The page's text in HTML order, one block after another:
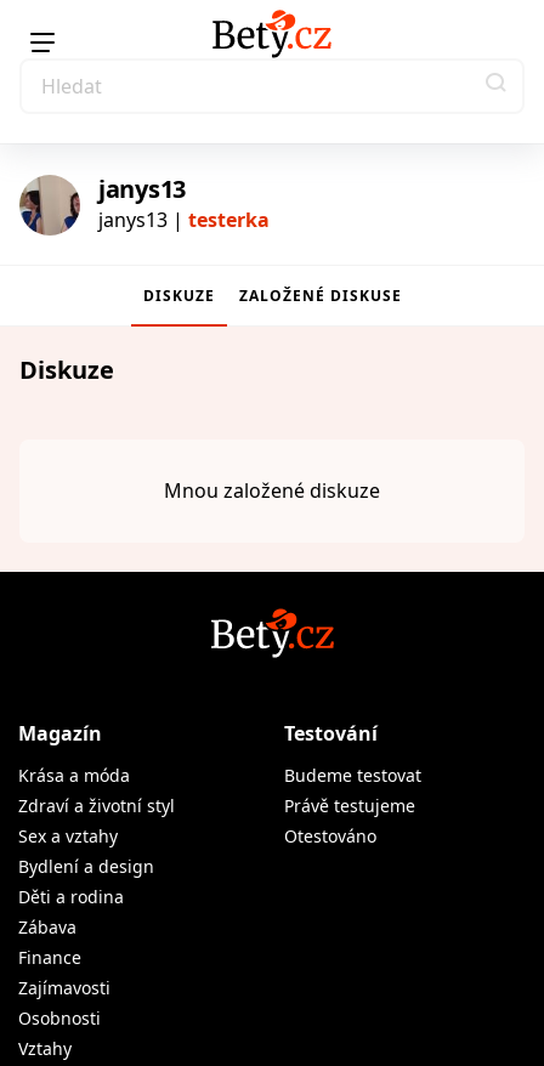
janys13
janys13 | testerka
DISKUZE ZALOŽENÉ DISKUSE
Diskuze
Mnou založené diskuze
Magazín
Krása a móda
Zdraví a životní styl
Sex a vztahy
Bydlení a design
Děti a rodina
Zábava
Finance
Zajímavosti
Osobnosti
Vztahy
Testování
Budeme testovat
Právě testujeme
Otestováno